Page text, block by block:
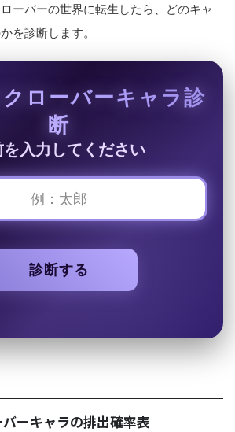
ーバーの世界に転生したら、どのキャ
を診断します。
ローバーキャラ診
断
を入力してください
診断する
ーキャラの排出確率表